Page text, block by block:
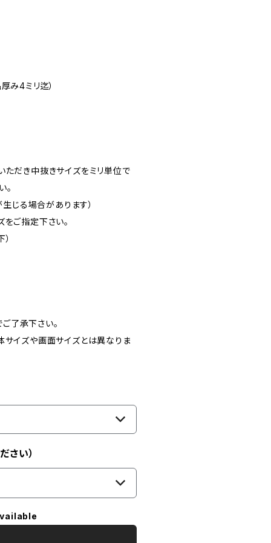
み4ミリ迄）
ただき中抜きサイズをミリ単位で
。
じる場合があります）
ご指定下さい。
了承下さい。
サイズや画面サイズとは異なりま
さい）